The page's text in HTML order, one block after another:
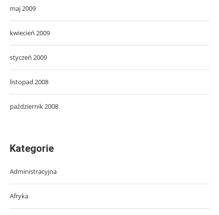
maj 2009
kwiecień 2009
styczeń 2009
listopad 2008
październik 2008
Kategorie
Administracyjna
Afryka